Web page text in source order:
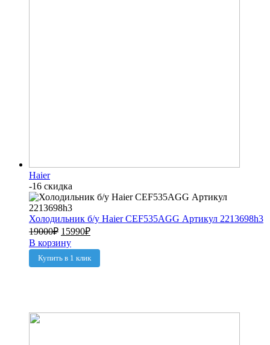
Haier
-16 скидка
Холодильник б/у Haier CEF535AGG Артикул 2213698h3
19000₽ 15990₽
В корзину
Купить в 1 клик